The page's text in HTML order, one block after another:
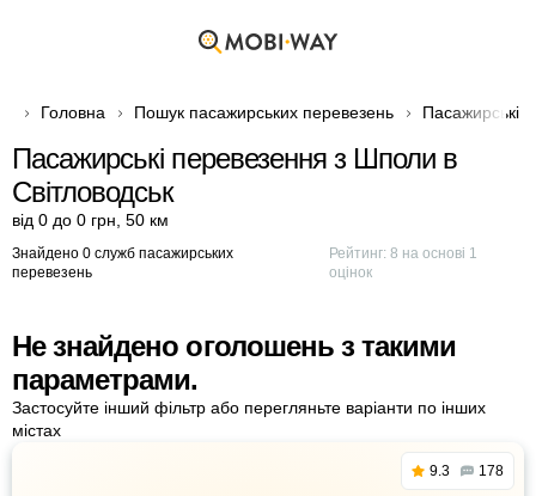
Головна Пошук пасажирських перевезень Пасажирські
Пасажирські перевезення з Шполи в
Світловодськ
від 0 до 0 грн 50 км
Знайдено 0 служб пасажирських
перевезень
Рейтинг:8 на основі 1
оцінок
Не знайдено оголошень з такими
параметрами.
Застосуйте інший фільтр або перегляньте варіанти по інших
містах
9.3 178